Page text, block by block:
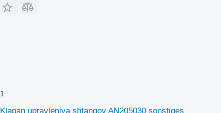
1
Klapan upravleniya shtangoy AN205030 sonstiges